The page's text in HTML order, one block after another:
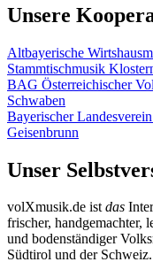
Unsere
Altbayerische
Stammtischmusik
BAG Österreichischer
Schwaben
Bayerischer
Geisenbrunn
Unser
volXmusik.de istdas
frischer, handgemachter,
und bodenständiger
Südtirol und der